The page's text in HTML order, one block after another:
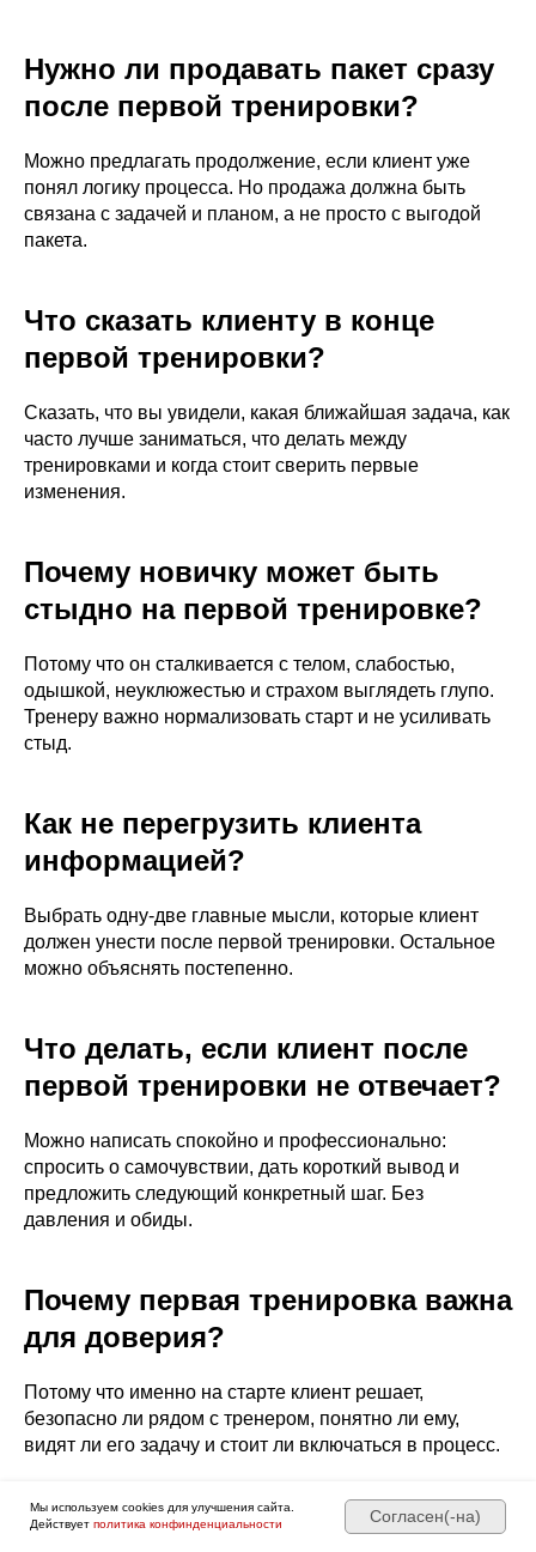
Нужно ли продавать пакет сразу
после первой тренировки?
Можно предлагать продолжение, если клиент уже
понял логику процесса. Но продажа должна быть
связана с задачей и планом, а не просто с выгодой
пакета.
Что сказать клиенту в конце
первой тренировки?
Сказать, что вы увидели, какая ближайшая задача, как
часто лучше заниматься, что делать между
тренировками и когда стоит сверить первые
изменения.
Почему новичку может быть
стыдно на первой тренировке?
Потому что он сталкивается с телом, слабостью,
одышкой, неуклюжестью и страхом выглядеть глупо.
Тренеру важно нормализовать старт и не усиливать
стыд.
Как не перегрузить клиента
информацией?
Выбрать одну-две главные мысли, которые клиент
должен унести после первой тренировки. Остальное
можно объяснять постепенно.
Что делать, если клиент после
первой тренировки не отвечает?
Можно написать спокойно и профессионально:
спросить о самочувствии, дать короткий вывод и
предложить следующий конкретный шаг. Без
давления и обиды.
Почему первая тренировка важна
для доверия?
Потому что именно на старте клиент решает,
безопасно ли рядом с тренером, понятно ли ему,
видят ли его задачу и стоит ли включаться в процесс.
Почему эта тема важна для
Подробнее о программе →
Оформить • 2 999 ₽
Смотреть другие мини-курсы
Мы используем cookies для улучшения сайта.
Действует политика конфинденциальности Согласен(-на)